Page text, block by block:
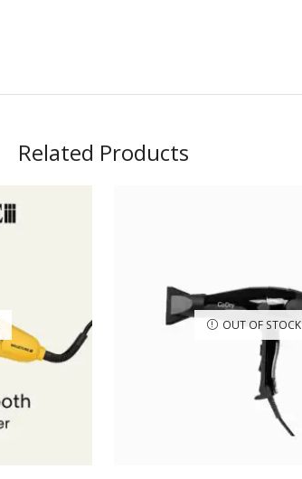
Related Products
OUT OF STOCK